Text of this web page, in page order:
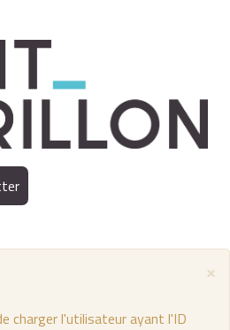
×
charger l'utilisateur ayant l'ID